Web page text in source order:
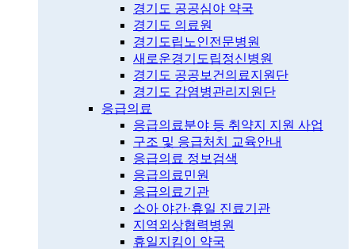
경기도 공공심야 약국
경기도 의료원
경기도립노인전문병원
새로운경기도립정신병원
경기도 공공보건의료지원단
경기도 감염병관리지원단
응급의료
응급의료분야 등 취약지 지원 사업
구조 및 응급처치 교육안내
응급의료 정보검색
응급의료민원
응급의료기관
소아 야간·휴일 진료기관
지역외상협력병원
휴일지킴이 약국